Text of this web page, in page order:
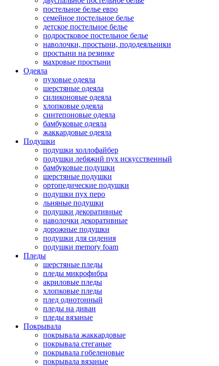
постельное белье евро
семейное постельное белье
детское постельное белье
подростковое постельное белье
наволочки, простыни, пододеяльники
простыни на резинке
махровые простыни
Одеяла
пуховые одеяла
шерстяные одеяла
силиконовые одеяла
хлопковые одеяла
синтепоновые одеяла
бамбуковые одеяла
жаккардовые одеяла
Подушки
подушки холлофайбер
подушки лебяжий пух искусственный
бамбуковые подушки
шерстяные подушки
ортопедические подушки
подушки пух перо
льняные подушки
подушки декоративные
наволочки декоративные
дорожные подушки
подушки для сидения
подушки memory foam
Пледы
шерстяные пледы
пледы микрофибра
акриловые пледы
хлопковые пледы
плед однотонный
пледы на диван
пледы вязаные
Покрывала
покрывала жаккардовые
покрывала стеганые
покрывала гобеленовые
покрывала вязаные